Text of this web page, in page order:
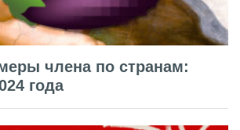
члена по странам:
года